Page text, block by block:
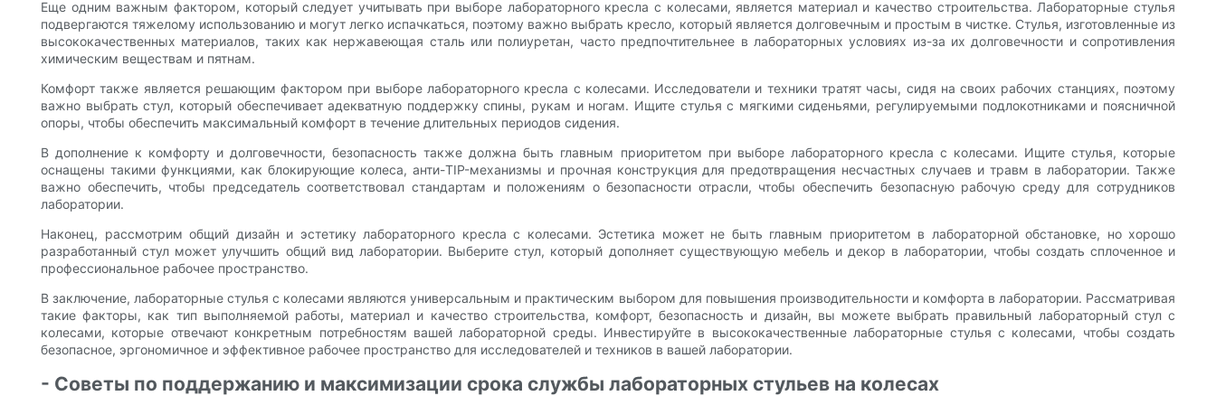
Еще одним важным фактором, который следует учитывать при выборе лабораторного кресла с колесами, является материал и качество строительства. Лабораторные стулья
подвергаются тяжелому использованию и могут легко испачкаться, поэтому важно выбрать кресло, который является долговечным и простым в чистке. Стулья, изготовленные из
высококачественных материалов, таких как нержавеющая сталь или полиуретан, часто предпочтительнее в лабораторных условиях из-за их долговечности и сопротивления
химическим веществам и пятнам.
Комфорт также является решающим фактором при выборе лабораторного кресла с колесами. Исследователи и техники тратят часы, сидя на своих рабочих станциях, поэтому
важно выбрать стул, который обеспечивает адекватную поддержку спины, рукам и ногам. Ищите стулья с мягкими сиденьями, регулируемыми подлокотниками и поясничной
опоры, чтобы обеспечить максимальный комфорт в течение длительных периодов сидения.
В дополнение к комфорту и долговечности, безопасность также должна быть главным приоритетом при выборе лабораторного кресла с колесами. Ищите стулья, которые
оснащены такими функциями, как блокирующие колеса, анти-TIP-механизмы и прочная конструкция для предотвращения несчастных случаев и травм в лаборатории. Также
важно обеспечить, чтобы председатель соответствовал стандартам и положениям о безопасности отрасли, чтобы обеспечить безопасную рабочую среду для сотрудников
лаборатории.
Наконец, рассмотрим общий дизайн и эстетику лабораторного кресла с колесами. Эстетика может не быть главным приоритетом в лабораторной обстановке, но хорошо
разработанный стул может улучшить общий вид лаборатории. Выберите стул, который дополняет существующую мебель и декор в лаборатории, чтобы создать сплоченное и
профессиональное рабочее пространство.
В заключение, лабораторные стулья с колесами являются универсальным и практическим выбором для повышения производительности и комфорта в лаборатории. Рассматривая
такие факторы, как тип выполняемой работы, материал и качество строительства, комфорт, безопасность и дизайн, вы можете выбрать правильный лабораторный стул с
колесами, которые отвечают конкретным потребностям вашей лабораторной среды. Инвестируйте в высококачественные лабораторные стулья с колесами, чтобы создать
безопасное, эргономичное и эффективное рабочее пространство для исследователей и техников в вашей лаборатории.
- Советы по поддержанию и максимизации срока службы лабораторных стульев на колесах